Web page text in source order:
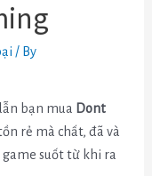
/ By
bạn mua Dont
rẻ mà chất, đã và
suốt từ khi ra